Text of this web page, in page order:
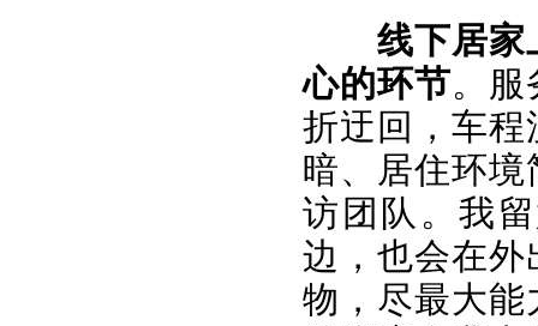
线下居家
心的环节。服
折迂回，车
暗、居住环
访团队。我
边，也会在
物，尽最大